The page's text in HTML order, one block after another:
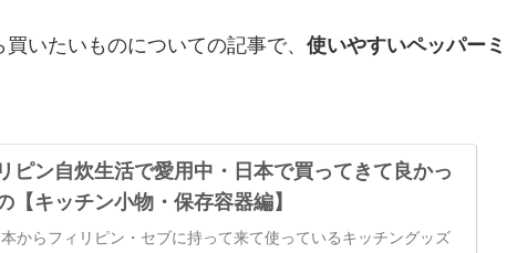
いたいものについての記事で、 使いやすいペッパーミ
ピン自炊生活で愛用中・日本で買ってきて良かっ
【キッチン小物・保存容器編】
からフィリピン・セブに持って来て使っているキッチングッズ